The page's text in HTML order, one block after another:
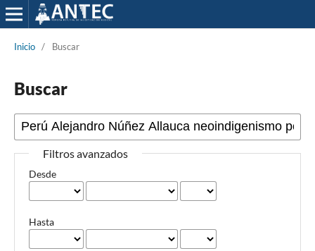
Inicio / Buscar
Buscar
Filtros avanzados
Desde
Hasta